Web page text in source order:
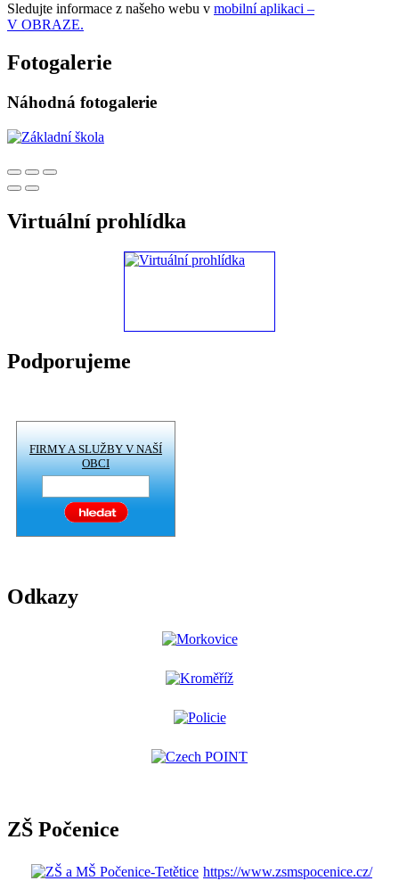
Sledujte informace z našeho webu v mobilní aplikaci –
V OBRAZE.
Fotogalerie
Náhodná fotogalerie
Virtuální prohlídka
Podporujeme
FIRMY A SLUŽBY V NAŠÍ
OBCI
Odkazy
ZŠ Počenice
https://www.zsmspocenice.cz/